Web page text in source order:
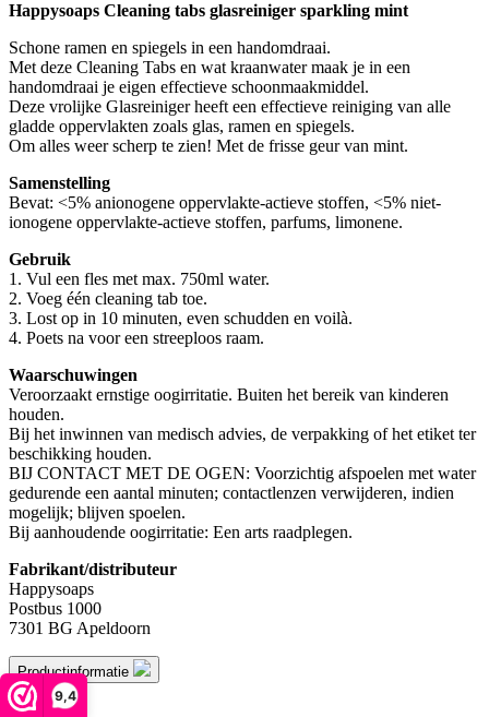
9,4
Happysoaps Cleaning tabs glasreiniger sparkling mint
Schone ramen en spiegels in een handomdraai.
Met deze Cleaning Tabs en wat kraanwater maak je in een
handomdraai je eigen effectieve schoonmaakmiddel.
Deze vrolijke Glasreiniger heeft een effectieve reiniging van alle
gladde oppervlakten zoals glas, ramen en spiegels.
Om alles weer scherp te zien! Met de frisse geur van mint.
Samenstelling
Bevat: <5% anionogene oppervlakte-actieve stoffen, <5% niet-
ionogene oppervlakte-actieve stoffen, parfums, limonene.
Gebruik
1. Vul een fles met max. 750ml water.
2. Voeg één cleaning tab toe.
3. Lost op in 10 minuten, even schudden en voilà.
4. Poets na voor een streeploos raam.
Waarschuwingen
Veroorzaakt ernstige oogirritatie. Buiten het bereik van kinderen
houden.
Bij het inwinnen van medisch advies, de verpakking of het etiket ter
beschikking houden.
BIJ CONTACT MET DE OGEN: Voorzichtig afspoelen met water
gedurende een aantal minuten; contactlenzen verwijderen, indien
mogelijk; blijven spoelen.
Bij aanhoudende oogirritatie: Een arts raadplegen.
Fabrikant/distributeur
Happysoaps
Postbus 1000
7301 BG Apeldoorn
Productinformatie
merk